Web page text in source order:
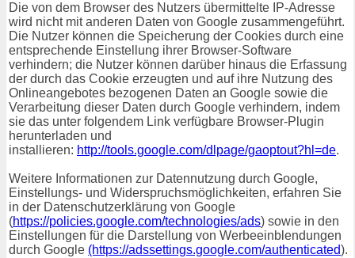
Die von dem Browser des Nutzers übermittelte IP-Adresse
wird nicht mit anderen Daten von Google zusammengeführt.
Die Nutzer können die Speicherung der Cookies durch eine
entsprechende Einstellung ihrer Browser-Software
verhindern; die Nutzer können darüber hinaus die Erfassung
der durch das Cookie erzeugten und auf ihre Nutzung des
Onlineangebotes bezogenen Daten an Google sowie die
Verarbeitung dieser Daten durch Google verhindern, indem
sie das unter folgendem Link verfügbare Browser-Plugin
herunterladen und
installieren: http://tools.google.com/dlpage/gaoptout?hl=de.
Weitere Informationen zur Datennutzung durch Google,
Einstellungs- und Widerspruchsmöglichkeiten, erfahren Sie
in der Datenschutzerklärung von Google
(https://policies.google.com/technologies/ads) sowie in den
Einstellungen für die Darstellung von Werbeeinblendungen
durch Google (https://adssettings.google.com/authenticated).